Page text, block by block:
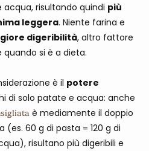
risultando quindi più
leggera. Niente farina e
digeribilità, altro fattore
si è a dieta.
è il potere
di solo patate e acqua: anche
è mediamente il doppio
60 g di pasta = 120 g di
risultano più digeribili e